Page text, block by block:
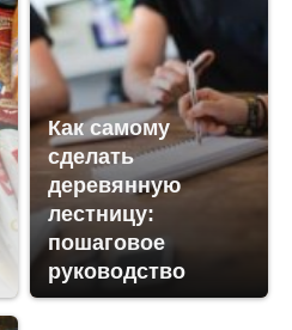
Как самому
сделать
деревянную
лестницу:
пошаговое
руководство